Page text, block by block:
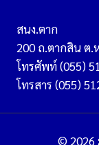
สนง.ตาก
200 ถ.ตากสิน ต.
โทรศัพท์ (055)
โทรสาร (055)
© 2026